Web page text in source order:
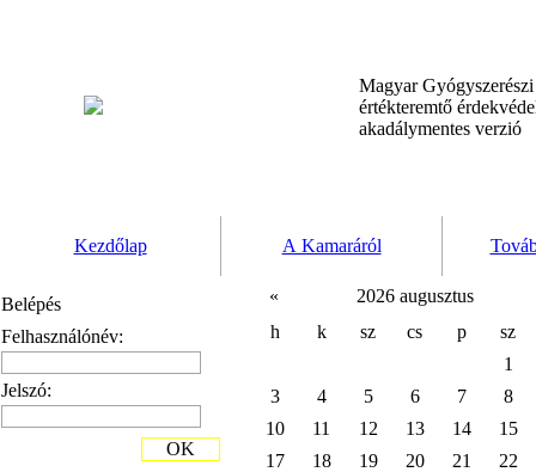
Magyar
értékteremtő
akadálymentes verzió
Kezdőlap A Kamaráról
Belépés
Felhasználónév:
Jelszó:
OK
«
2026 augusztus
h
k sz cs p
sz
1
3
4 5 6 7
8
10
11 12 13 14
15
17
18 19 20 21
22